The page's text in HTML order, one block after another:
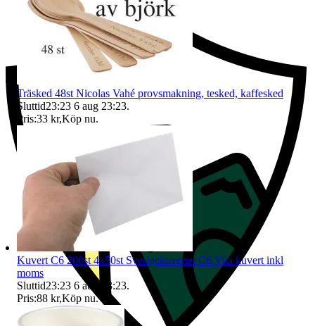
Träsked 48st Nicolas Vahé provsmakning, tesked, kaffesked
Sluttid23:23 6 aug 23:23.
Pris:33 kr,Köp nu.
Kuvert C6 200st 4x50st Sverigekuvertet C6 Vita kuvert inkl
moms
Sluttid23:23 6 aug 23:23.
Pris:88 kr,Köp nu.